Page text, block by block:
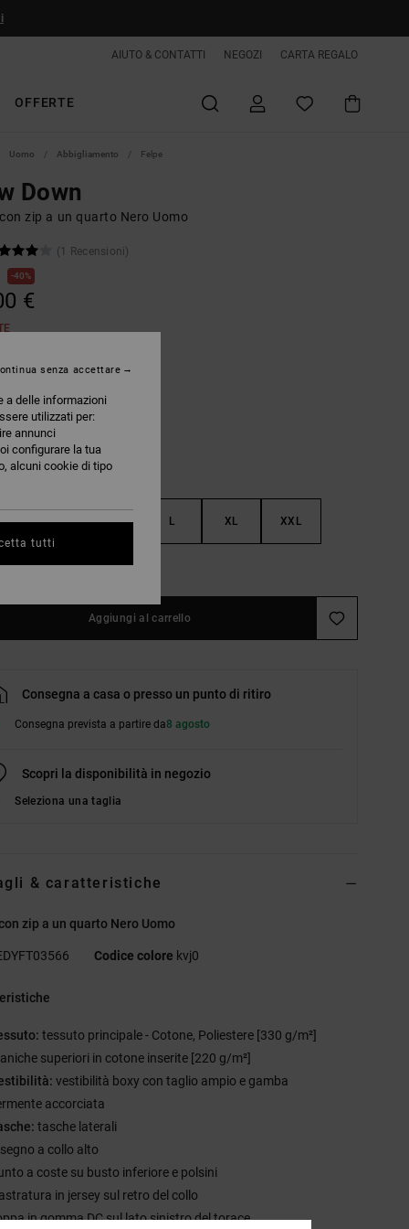
AIUTO & CONTATTI NEGOZI CARTA REGALO
OFFERTE
Uomo Abbigliamento Felpe
Down
zip a un quarto Nero Uomo
(1 Recensioni)
40%
€
S M L XL XXL
la guida alle taglie
Aggiungi al carrello
Consegna a casa o presso un punto di ritiro
Consegna prevista a partire da8 agosto
Scopri la disponibilità in negozio
Seleziona una taglia
& caratteristiche
zip a un quarto Nero Uomo
Codice colore kvj0
tessuto principale - Cotone, Poliestere [330 g/m²]
superiori in cotone inserite [220 g/m²]
vestibilità boxy con taglio ampio e gamba
accorciata
tasche laterali
a collo alto
a coste su busto inferiore e polsini
in jersey sul retro del collo
in gomma DC sul lato sinistro del torace
a delle informazioni
utilizzati per:
annunci
configurare la tua
alcuni cookie di tipo
senza accettare
tutti